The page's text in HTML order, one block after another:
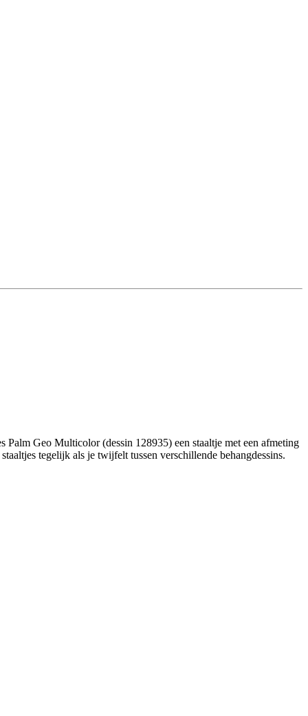
Geo Multicolor (dessin 128935) een staaltje met een afmeting
tegelijk als je twijfelt tussen verschillende behangdessins.